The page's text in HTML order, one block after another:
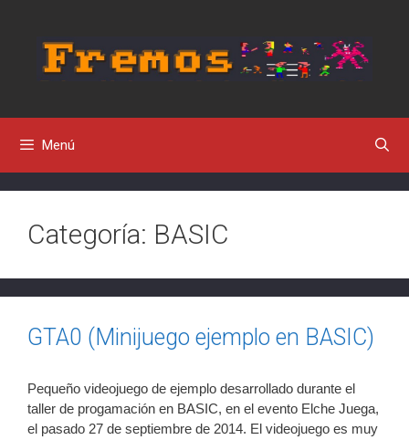
contenido
Menú
Categoría: BASIC
GTA0 (Minijuego ejemplo en BASIC)
Pequeño videojuego de ejemplo desarrollado durante el
taller de progamación en BASIC, en el evento Elche Juega,
el pasado 27 de septiembre de 2014. El videojuego es muy